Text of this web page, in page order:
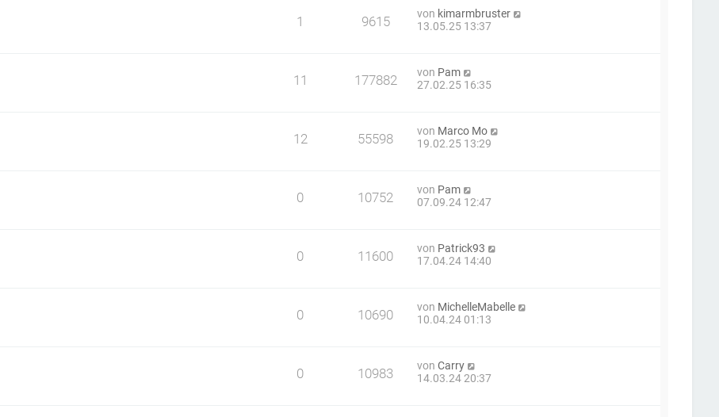
1 9615 von kimarmbruster
13.05.25 13:37
11 177882 von Pam
27.02.25 16:35
12 55598 von Marco Mo
19.02.25 13:29
0 10752 von Pam
07.09.24 12:47
0 11600 von Patrick93
17.04.24 14:40
0 10690 von MichelleMabelle
10.04.24 01:13
0 10983 vonCarry
14.03.24 20:37